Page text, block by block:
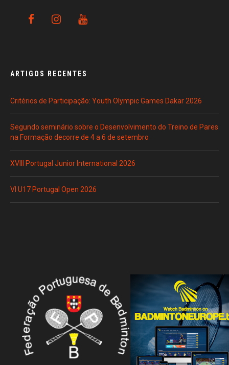
ARTIGOS RECENTES
Critérios de Participação: Youth Olympic Games Dakar 2026
Segundo seminário sobre o Desenvolvimento do Treino de Pares
na Formação decorre de 4 a 6 de setembro
XVIII Portugal Junior International 2026
VI U17 Portugal Open 2026